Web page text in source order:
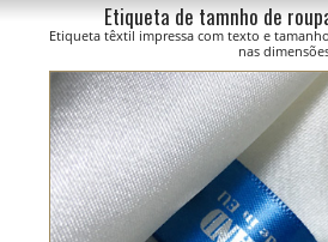
Etiqueta de tamnho de
Etiqueta têxtil impressa com texto e
nas